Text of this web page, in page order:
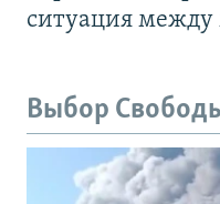
ситуация
Выбор